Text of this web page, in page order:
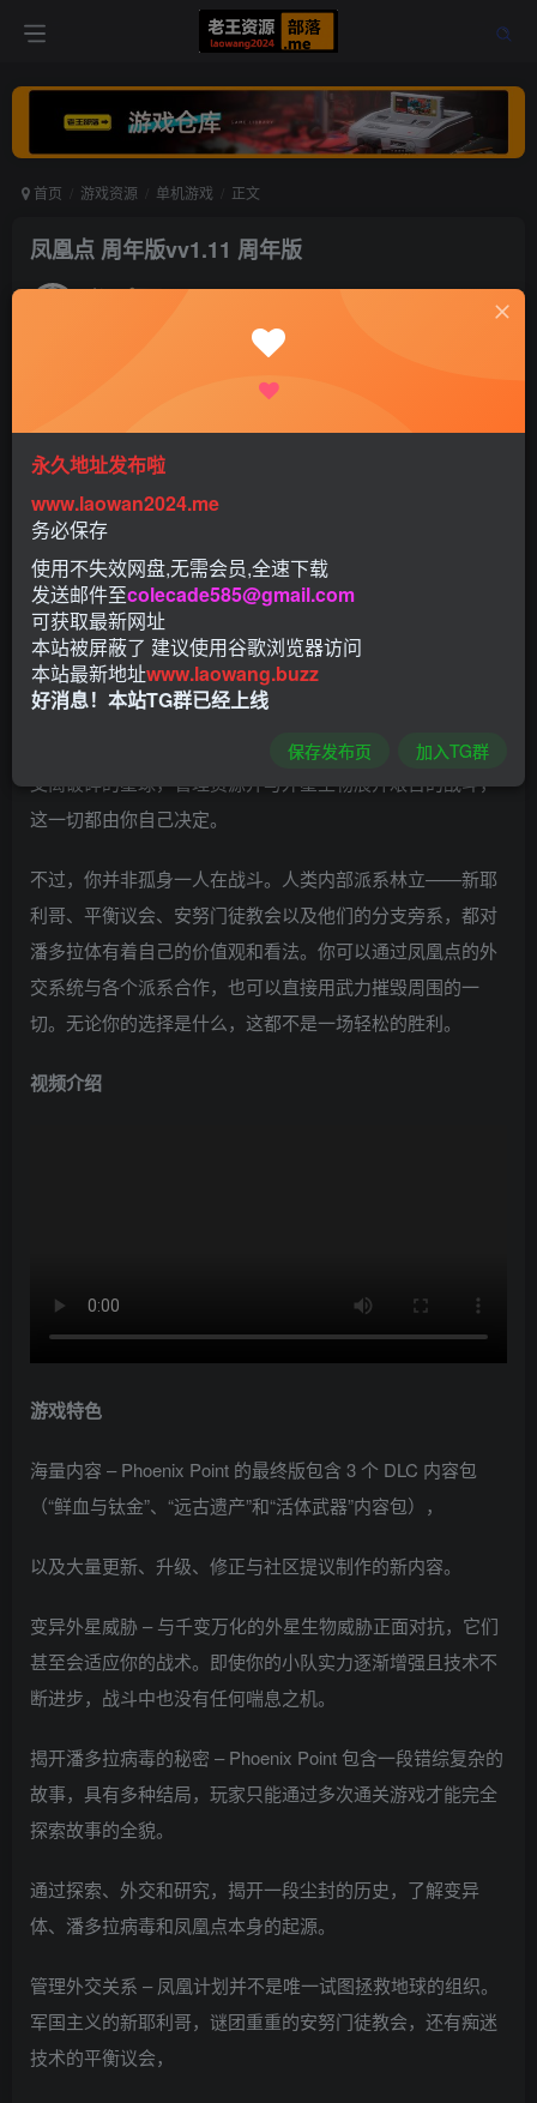
首页 游戏资源 单机游戏 正文
凤凰点 周年版vv1.11 周年版
老王 打赏
凤凰点周年版破解版是由 X-COM 创始人打造，且备受推崇
的策略游戏的最终版本，包含先前发布的全部 DLC、更新以
及额外内容。
地球已经沦陷，一种变异外星威胁即将吞噬人类的最后残
余。只有凤凰计划——由地球上最聪明的智囊和最勇敢的战
士组成的秘密组织——才能击退外星威胁，扭转看似无法挽
回的局面。率领凤凰计划研究和开发新的科技与技巧，探索
支离破碎的星球，管理资源并与外星生物展开艰苦的战斗，
这一切都由你自己决定。
不过，你并非孤身一人在战斗。人类内部派系林立——新耶
利哥、平衡议会、安努门徒教会以及他们的分支旁系，都对
潘多拉体有着自己的价值观和看法。你可以通过凤凰点的外
交系统与各个派系合作，也可以直接用武力摧毁周围的一
切。无论你的选择是什么，这都不是一场轻松的胜利。
视频介绍
游戏特色
海量内容 – Phoenix Point 的最终版包含 3 个 DLC 内容包
（“鲜血与钛金”、“远古遗产”和“活体武器”内容包），
以及大量更新、升级、修正与社区提议制作的新内容。
变异外星威胁 – 与千变万化的外星生物威胁正面对抗，它们
甚至会适应你的战术。即使你的小队实力逐渐增强且技术不
断进步，战斗中也没有任何喘息之机。
揭开潘多拉病毒的秘密 – Phoenix Point 包含一段错综复杂的
故事，具有多种结局，玩家只能通过多次通关游戏才能完全
探索故事的全貌。
通过探索、外交和研究，揭开一段尘封的历史，了解变异
体、潘多拉病毒和凤凰点本身的起源。
管理外交关系 – 凤凰计划并不是唯一试图拯救地球的组织。
军国主义的新耶利哥，谜团重重的安努门徒教会，还有痴迷
技术的平衡议会，
永久地址发布啦
www.laowan2024.me
务必保存
使用不失效网盘,无需会员,全速下载
发送邮件至colecade585@gmail.com
可获取最新网址
本站被屏蔽了 建议使用谷歌浏览器访问
本站最新地址www.laowang.buzz
好消息！本站TG群已经上线
保存发布页 加入TG群